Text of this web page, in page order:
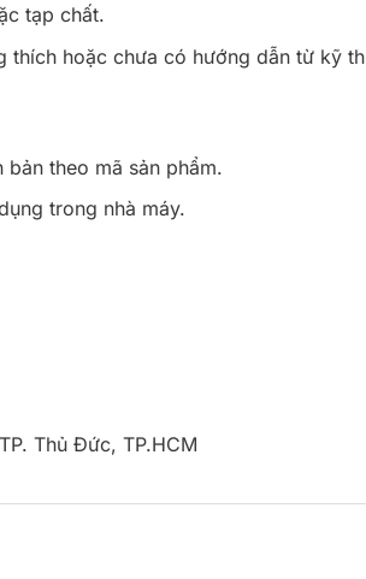
tạp chất.
thích hoặc chưa có hướng dẫn từ kỹ
bản theo mã sản phẩm.
trong nhà máy.
Thủ Đức, TP.HCM